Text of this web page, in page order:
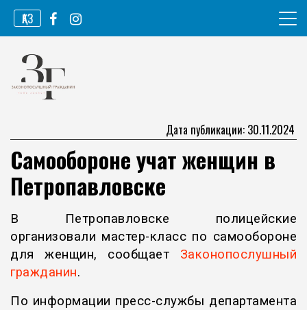
Перейти
содержимому
ҚАЗ
Законопослушный гражданин
Дата публикации: 30.11.2024
Самообороне учат женщин в
Петропавловске
В Петропавловске полицейские
организовали мастер-класс по самообороне
для женщин, сообщает Законопослушный
гражданин.
По информации пресс-службы департамента